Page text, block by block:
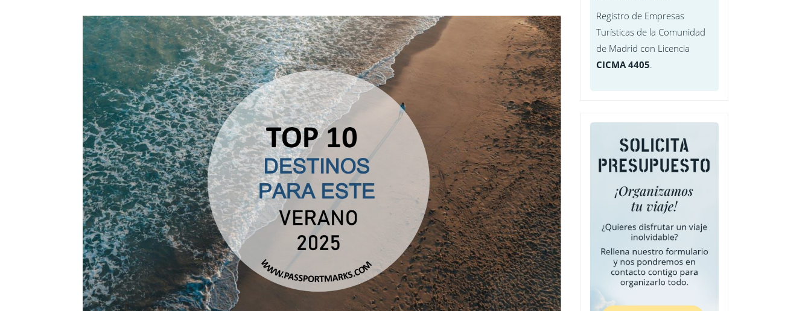
Turquía Nepal
Oman
Singapur
Sri Lanka
Tailandia
Vietnam
Registro de Empresas
Turísticas de la Comunidad
de Madrid con Licencia
CICMA 4405.